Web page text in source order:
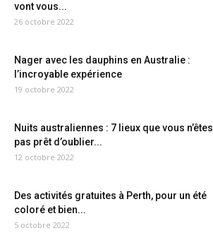
vont vous...
26 octobre 2022
Nager avec les dauphins en Australie :
l’incroyable expérience
19 octobre 2022
Nuits australiennes : 7 lieux que vous n’êtes
pas prêt d’oublier...
12 octobre 2022
Des activités gratuites à Perth, pour un été
coloré et bien...
5 octobre 2022